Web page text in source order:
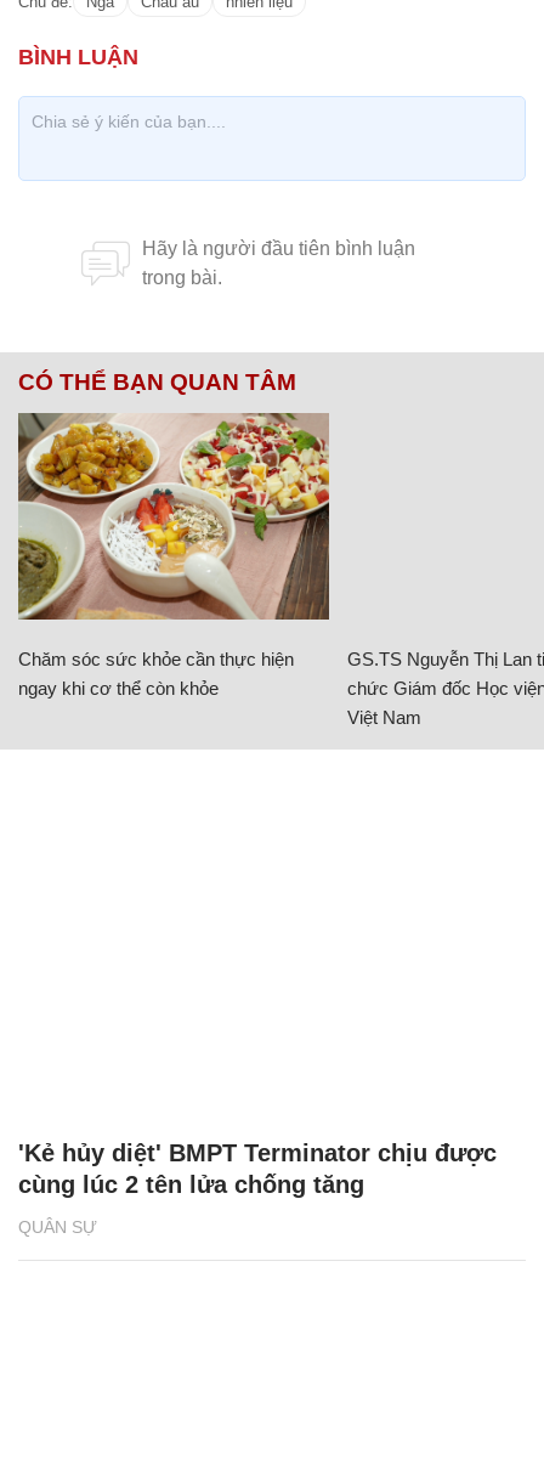
CÓ THỂ BẠN QUAN TÂM
Chăm sóc sức khỏe cần thực hiện
ngay khi cơ thể còn khỏe
GS.TS Nguyễn Thị Lan
chức Giám đốc Học
Việt Nam
QUÂN SỰ
'Kẻ hủy diệt' BMPT Terminator chịu được
cùng lúc 2 tên lửa chống tăng